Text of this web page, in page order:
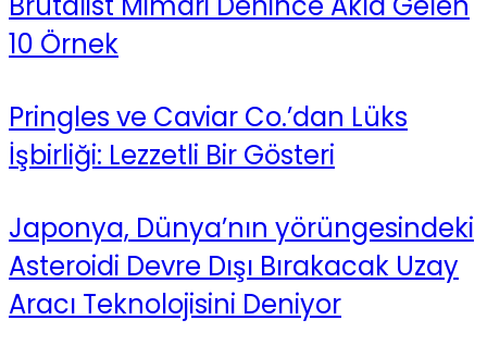
10 Örnek
Pringles ve Caviar Co.’dan Lüks
İşbirliği: Lezzetli Bir Gösteri
Japonya, Dünya’nın yörüngesindeki
Asteroidi Devre Dışı Bırakacak Uzay
Aracı Teknolojisini Deniyor